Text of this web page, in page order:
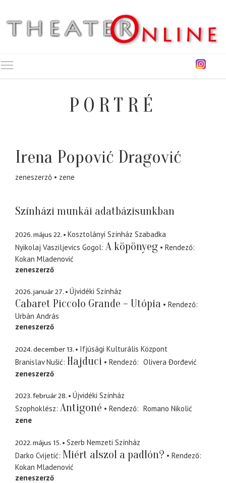
PORTRÉ
Irena Popović Dragović
zeneszerző zene
Színházi munkái adatbázisunkban
2026. május 22.
Kosztolányi Színház Szabadka
Nyikolaj Vasziljevics Gogol A köpönyeg
Rendező
Kokan Mladenović
zeneszerző
2026. január 27. Újvidéki Színház
Cabaret Piccolo Grande – Utópia
Rendező
Urbán András
zeneszerző
2024. december 13.
Ifjúsági Kulturális Központ
Branislav Nušić Hajduci Rendező
Olivera Đorđević
zeneszerző
2023. február 28.
Újvidéki Színház
Szophoklész Antigoné Rendező
Romano Nikolić
zene
2022. május 15.
Szerb Nemzeti Színház
Darko Cvijetić Miért alszol a padlón?
Rendező
Kokan Mladenović
zeneszerző